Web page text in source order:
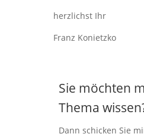
herzlichst Ihr
Franz Konietzko
Sie möchten
Thema
Dann schicken Sie